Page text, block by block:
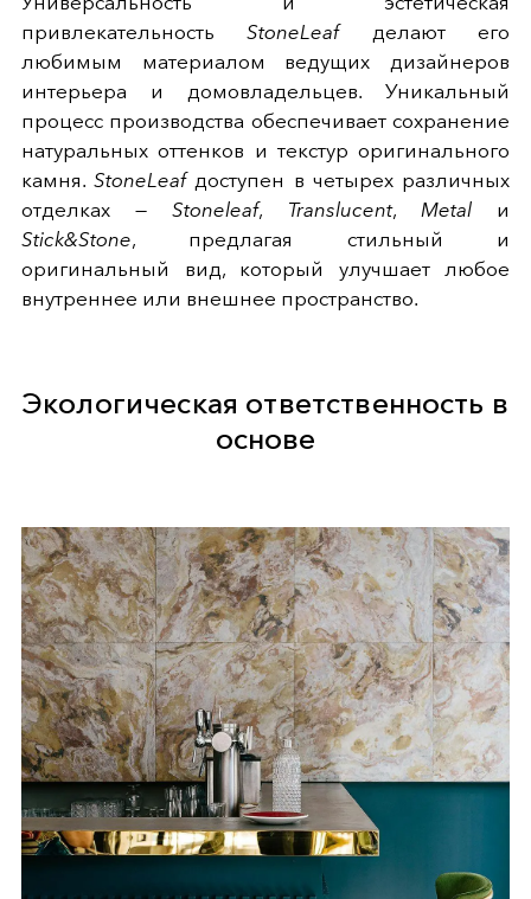
привлекательностьStoneLeafделают его
любимым материалом ведущих дизайнеров
интерьера и домовладельцев. Уникальный
процесс производства обеспечивает сохранение
натуральных оттенков и текстур оригинального
камня.StoneLeafдоступен в четырех различных
отделках —Stoneleaf, Translucent, Metalи
Stick&Stone, предлагая стильный и
оригинальный вид, который улучшает любое
внутреннее или внешнее пространство.
Экологическая ответственность в
основе